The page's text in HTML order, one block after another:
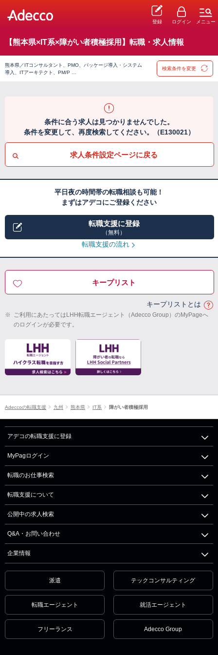
登録 ログイン メニュー
【熊本県×IT系×障がい者積極採用】転職・求人情報
熊本県／ITコンサルタント、PMO、パッケージ導入・システム
導入、ITアーキテクト、PM/P …
検索条件を変更
条件に合う求人は見つかりませんでした。
条件を変更して、再度検索してください。（E130021）
求人条件設定ページに戻る
平日夜の時間帯の転職相談も可能！
まずはアデコにご登録ください
転職支援に登録
（無料）
転職支援の流れ
キープリスト
キープリストとは
※ ご利用にあたってはLHH転職エージェント（Adecco Group）のMyPageへ
のログインが必要です。
Adeccoの転職支援 九州 熊本県 IT系 障がい者積極採用
アデコの転職支援に登録
MyPagログイン
転職のお仕事検索
転職支援について
公開中の求人検索
Q&A・お問い合わせ
企業情報
派遣 テックコンサルティング
転職エージェント 就活エージェント
フリーランス Adecco Group